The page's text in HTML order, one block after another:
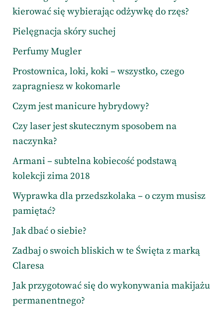
kierować się wybierając odżywkę do rzęs?
Pielęgnacja skóry suchej
Perfumy Mugler
Prostownica, loki, koki – wszystko, czego
zapragniesz w kokomarle
Czym jest manicure hybrydowy?
Czy laser jest skutecznym sposobem na
naczynka?
Armani – subtelna kobiecość podstawą
kolekcji zima 2018
Wyprawka dla przedszkolaka – o czym musisz
pamiętać?
Jak dbać o siebie?
Zadbaj o swoich bliskich w te Święta z marką
Claresa
Jak przygotować się do wykonywania makijażu
permanentnego?